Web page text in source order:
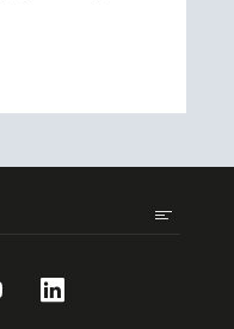
YouTubeLinkedIn